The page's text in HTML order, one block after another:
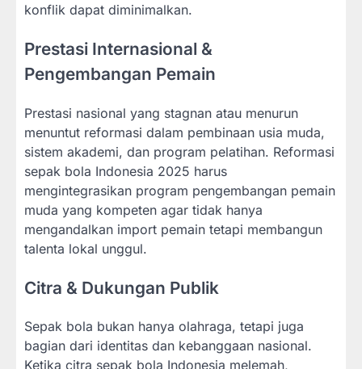
konflik dapat diminimalkan.
Prestasi Internasional &
Pengembangan Pemain
Prestasi nasional yang stagnan atau menurun
menuntut reformasi dalam pembinaan usia muda,
sistem akademi, dan program pelatihan. Reformasi
sepak bola Indonesia 2025 harus
mengintegrasikan program pengembangan pemain
muda yang kompeten agar tidak hanya
mengandalkan import pemain tetapi membangun
talenta lokal unggul.
Citra & Dukungan Publik
Sepak bola bukan hanya olahraga, tetapi juga
bagian dari identitas dan kebanggaan nasional.
Ketika citra sepak bola Indonesia melemah,